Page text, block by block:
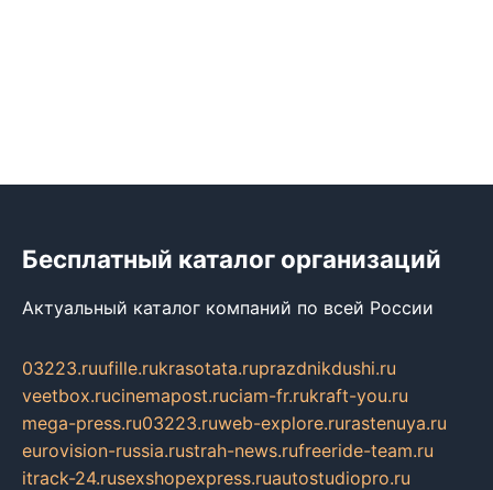
Бесплатный каталог организаций
Актуальный каталог компаний по всей России
03223.ruufille.rukrasotata.ruprazdnikdushi.ru
veetbox.rucinemapost.ruciam-fr.rukraft-you.ru
mega-press.ru03223.ruweb-explore.rurastenuya.ru
eurovision-russia.rustrah-news.rufreeride-team.ru
itrack-24.rusexshopexpress.ruautostudiopro.ru